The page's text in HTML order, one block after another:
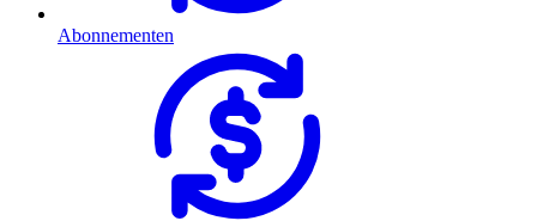
Abonnementen